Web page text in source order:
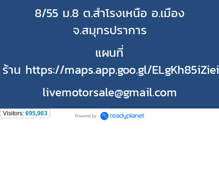
8/55 ม.8 ต.สำโรงเหนือ อ.เมือง
จ.สมุทรปราการ
แผนที่
ร้าน https://maps.app.goo.gl/
livemotorsale@gmail.com
Visitors: 695,963